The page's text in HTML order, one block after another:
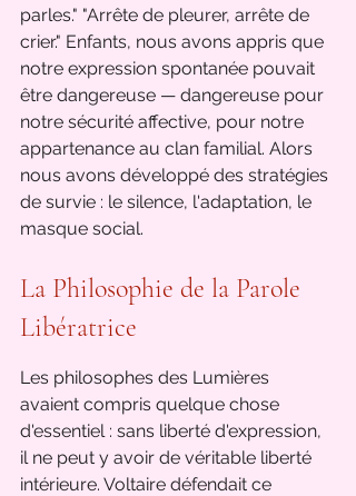
parles." "Arrête de pleurer, arrête de
crier." Enfants, nous avons appris que
notre expression spontanée pouvait
être dangereuse — dangereuse pour
notre sécurité affective, pour notre
appartenance au clan familial. Alors
nous avons développé des stratégies
de survie : le silence, l'adaptation, le
masque social.
La Philosophie de la Parole
Libératrice
Les philosophes des Lumières
avaient compris quelque chose
d'essentiel : sans liberté d'expression,
il ne peut y avoir de véritable liberté
intérieure. Voltaire défendait ce